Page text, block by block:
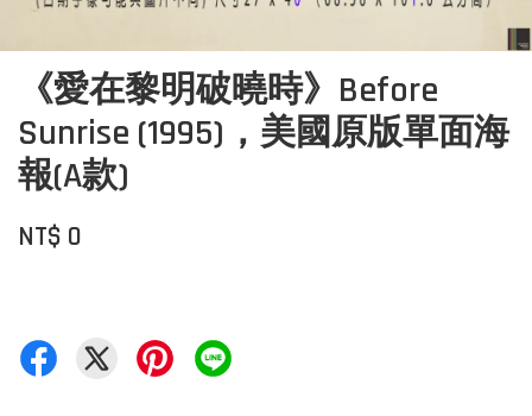
《愛在黎明破曉時》Before
Sunrise (1995)，美國原版單面海
報(A款)
NT$ 0